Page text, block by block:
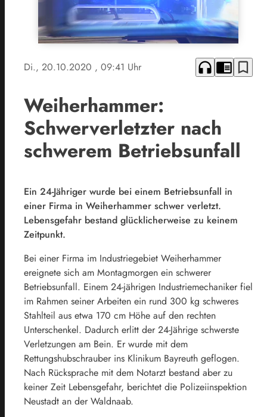
Di., 20.10.2020 , 09:41 Uhr headphones chrome_reader_mode bookmark_border
Weiherhammer:
Schwerverletzter nach
schwerem Betriebsunfall
Ein 24-Jähriger wurde bei einem Betriebsunfall in
einer Firma in Weiherhammer schwer verletzt.
Lebensgefahr bestand glücklicherweise zu keinem
Zeitpunkt.
Bei einer Firma im Industriegebiet Weiherhammer
ereignete sich am Montagmorgen ein schwerer
Betriebsunfall. Einem 24-jährigen Industriemechaniker fiel
im Rahmen seiner Arbeiten ein rund 300 kg schweres
Stahlteil aus etwa 170 cm Höhe auf den rechten
Unterschenkel. Dadurch erlitt der 24-Jährige schwerste
Verletzungen am Bein. Er wurde mit dem
Rettungshubschrauber ins Klinikum Bayreuth geflogen.
Nach Rücksprache mit dem Notarzt bestand aber zu
keiner Zeit Lebensgefahr, berichtet die Polizeiinspektion
Neustadt an der Waldnaab.